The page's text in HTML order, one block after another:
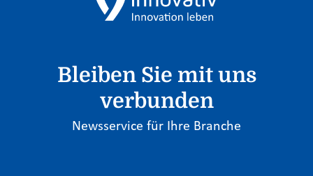
Bleiben Sie mit uns
verbunden
Newsservice für Ihre Branche